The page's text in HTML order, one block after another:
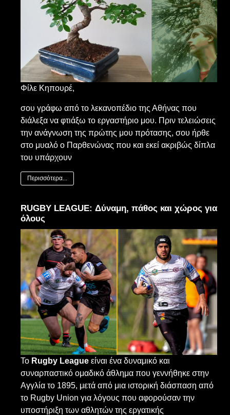
Φίλε Κηπουρέ,
σου γράφω από το λεκανοπέδιο της Αθήνας που
διάλεξα να φτιάξω το εργαστήριο μου. Πριν τελειώσεις
την ανάγνωση της πρώτης μου πρότασης, σου ήρθε
στο μυαλό ο Παρθενώνας που και εκεί ακριβώς δίπλα
του υπάρχουν
Περισσότερα...
RUGBY LEAGUE: Δύναμη, πάθος και χώρος για
όλους
Το Rugby League είναι ένα δυναμικό και
συναρπαστικό ομαδικό άθλημα που γεννήθηκε στην
Αγγλία το 1895, μετά από μια ιστορική διάσπαση από
το Rugby Union για λόγους που αφορούσαν την
υποστήριξη των αθλητών της εργατικής